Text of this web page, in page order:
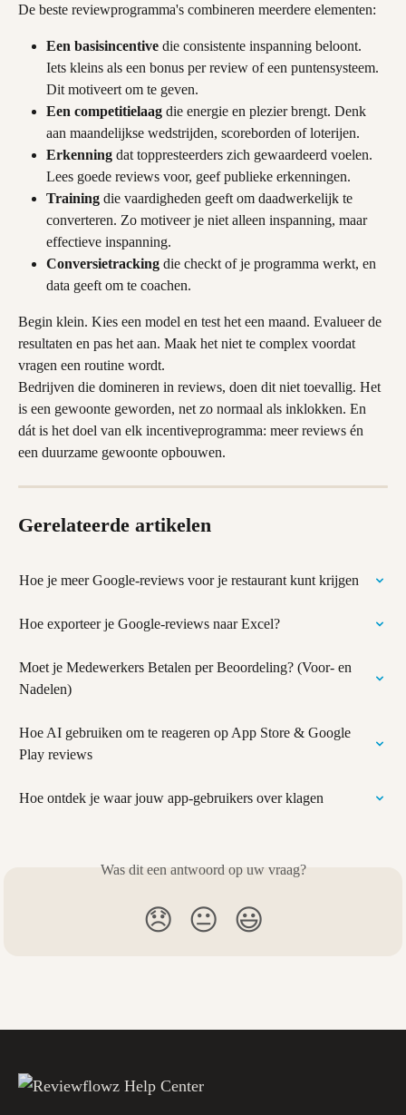
De beste reviewprogramma's combineren meerdere elementen:
Een basisincentive die consistente inspanning beloont.
Iets kleins als een bonus per review of een puntensysteem.
Dit motiveert om te geven.
Een competitielaag die energie en plezier brengt. Denk
aan maandelijkse wedstrijden, scoreborden of loterijen.
Erkenning dat toppresteerders zich gewaardeerd voelen.
Lees goede reviews voor, geef publieke erkenningen.
Training die vaardigheden geeft om daadwerkelijk te
converteren. Zo motiveer je niet alleen inspanning, maar
effectieve inspanning.
Conversietracking die checkt of je programma werkt, en
data geeft om te coachen.
Begin klein. Kies een model en test het een maand. Evalueer de
resultaten en pas het aan. Maak het niet te complex voordat
vragen een routine wordt.
Bedrijven die domineren in reviews, doen dit niet toevallig. Het
is een gewoonte geworden, net zo normaal als inklokken. En
dát is het doel van elk incentiveprogramma: meer reviews én
een duurzame gewoonte opbouwen.
Gerelateerde artikelen
Hoe je meer Google-reviews voor je restaurant kunt krijgen
Hoe exporteer je Google-reviews naar Excel?
Moet je Medewerkers Betalen per Beoordeling? (Voor- en
Nadelen)
Hoe AI gebruiken om te reageren op App Store & Google
Play reviews
Hoe ontdek je waar jouw app-gebruikers over klagen
Was dit een antwoord op uw vraag?
😞 😐 😃